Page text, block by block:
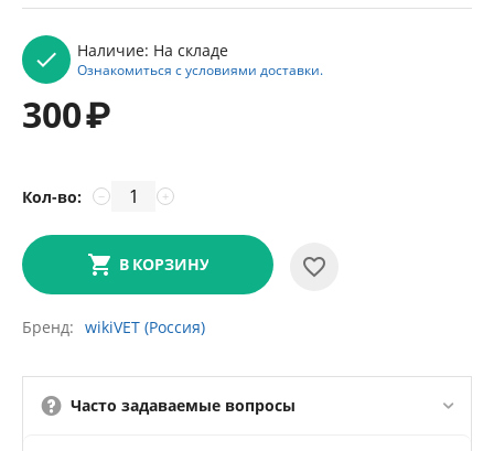
Наличие: На складе
Ознакомиться с условиями доставки.
300₽
Кол-во: +
−
В КОРЗИНУ
Бренд wikiVET (Россия)
Часто задаваемые вопросы